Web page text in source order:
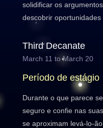
solidificar os
descobrir
Third Decanate
March 11 to March 20
Período de estágio
Durante o que parece
seguro e confie nas
se aproximam levá-lo-